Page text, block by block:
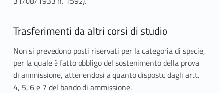
g
i
t
r
Trasferimenti da altri corsi di studio
Non si prevedono posti riservati per la categoria di specie,
per la quale è fatto obbligo del sostenimento della prova
di ammissione, attenendosi a quanto disposto dagli artt.
4, 5, 6 e 7 del bando di ammissione.